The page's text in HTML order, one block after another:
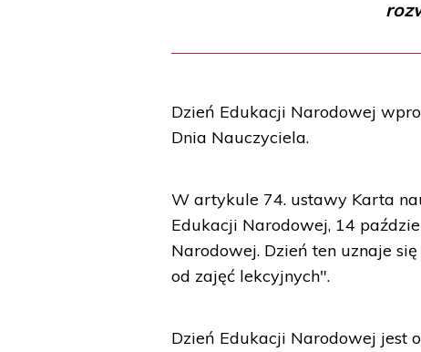
Dzień Edukacji Narodowej
Dnia Nauczyciela.
W artykule 74. ustawy Karta
Edukacji Narodowej, 14
Narodowej. Dzień ten uznaje
od zajęć lekcyjnych".
Dzień Edukacji Narodowej jest